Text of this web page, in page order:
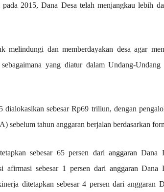
2015, Dana Desa telah menjangkau lebih
melindungi dan memberdayakan desa agar
yang diatur dalam Undang-
dialokasikan sebesar Rp69 triliun, dengan
sebelum tahun anggaran berjalan berdasarkan
sebesar 65 persen dari anggaran Dana
afirmasi sebesar 1 persen dari anggaran Dana
ditetapkan sebesar 4 persen dari anggaran